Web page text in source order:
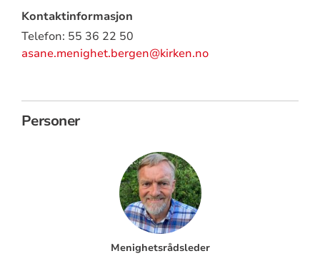
Kontaktinformasjon
Telefon: 55 36 22 50
asane.menighet.bergen@kirken.no
Personer
Menighetsrådsleder